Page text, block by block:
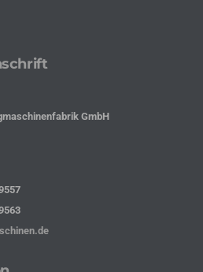
GmbH